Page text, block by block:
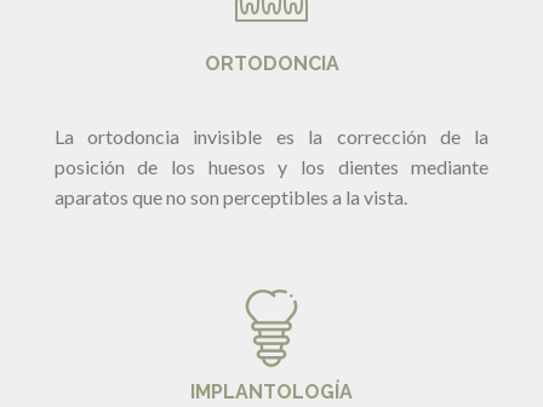
ORTODONCIA
La ortodoncia invisible es la corrección de la
posición de los huesos y los dientes mediante
aparatos que no son perceptibles a la vista.
IMPLANTOLOGÍA